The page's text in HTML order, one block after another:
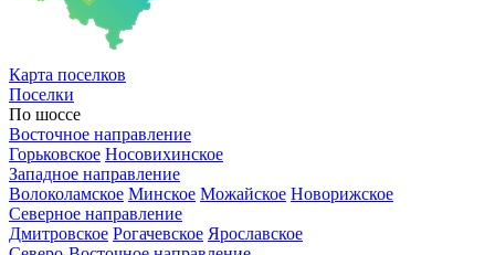
Карта поселков
Поселки
По шоссе
Восточное направление
Горьковское Носовихинское
Западное направление
Волоколамское Минское Можайское Новорижское
Северное направление
Дмитровское Рогачевское Ярославское